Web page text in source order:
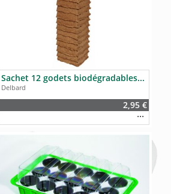
Sachet 12 godets biodégradables carrés 8cm - Delbard
Delbard
2,95 €